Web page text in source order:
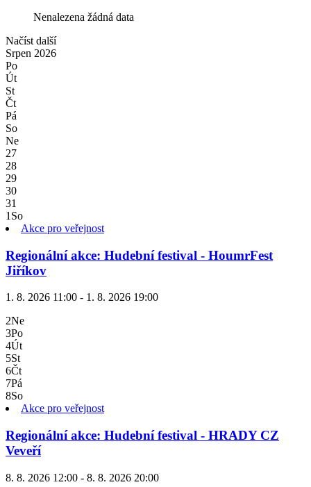
Nenalezena žádná data
Načíst další
Srpen 2026
Po
Út
St
Čt
Pá
So
Ne
27
28
29
30
31
1 So
Akce pro veřejnost
Regionální akce: Hudební festival - HoumrFest
Jiříkov
1. 8. 2026 11:00 - 1. 8. 2026 19:00
2Ne
3Po
4Út
5St
6Čt
7Pá
8So
Akce pro veřejnost
Regionální akce: Hudební festival - HRADY CZ
Veveří
8. 8. 2026 12:00 - 8. 8. 2026 20:00